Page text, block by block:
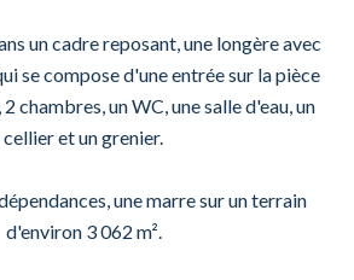
un cadre reposant, une longère avec
se compose d'une entrée sur la pièce
chambres, un WC, une salle d'eau, un
cellier et un grenier.
une marre sur un terrain
d'environ 3 062 m².